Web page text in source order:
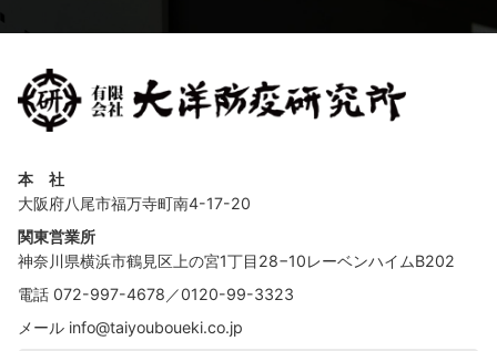
本 社
大阪府八尾市福万寺町南4-17-20
関東営業所
神奈川県横浜市鶴見区上の宮1丁目28−10レーベンハイムB202
電話 072-997-4678 ／0120-99-3323
メール info@taiyouboueki.co.jp